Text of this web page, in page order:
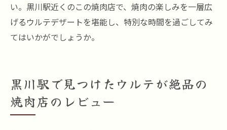
い。黒川駅近くのこの焼肉店で、焼肉の楽しみを一層広
げるウルテデザートを堪能し、特別な時間を過ごしてみ
てはいかがでしょうか。
黒川駅で見つけたウルテが絶品の
焼肉店のレビュー